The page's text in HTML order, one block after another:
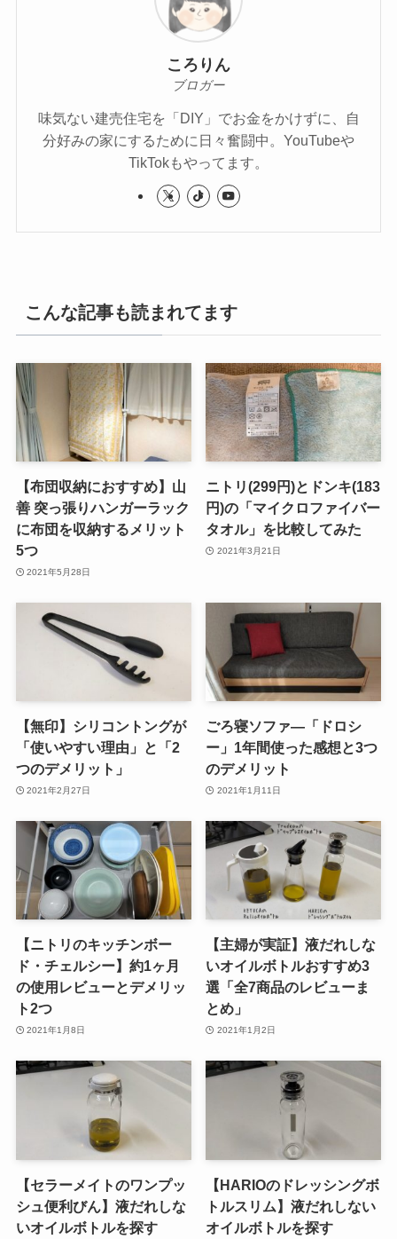
ころりん
ブロガー
味気ない建売住宅を「DIY」でお金をかけずに、自
分好みの家にするために日々奮闘中。YouTubeや
TikTokもやってます。
こんな記事も読まれてます
【布団収納におすすめ】山
善 突っ張りハンガーラック
に布団を収納するメリット
5つ
2021年5月28日
ニトリ(299円)とドンキ(183
円)の「マイクロファイバー
タオル」を比較してみた
2021年3月21日
【無印】シリコントングが
「使いやすい理由」と「2
つのデメリット」
2021年2月27日
ごろ寝ソファ―「ドロシ
ー」1年間使った感想と3つ
のデメリット
2021年1月11日
【ニトリのキッチンボー
ド・チェルシー】約1ヶ月
の使用レビューとデメリッ
ト2つ
2021年1月8日
【主婦が実証】液だれしな
いオイルボトルおすすめ3
選「全7商品のレビューま
とめ」
2021年1月2日
【セラーメイトのワンプッ
シュ便利びん】液だれしな
いオイルボトルを探す
【HARIOのドレッシングボ
トルスリム】液だれしない
オイルボトルを探す